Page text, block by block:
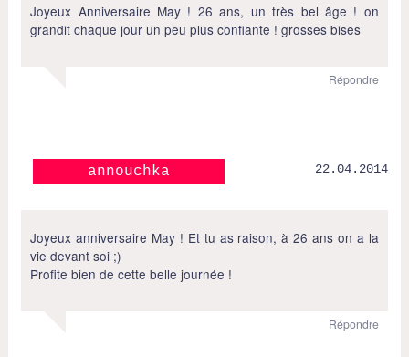
Joyeux Anniversaire May ! 26 ans, un très bel âge ! on
grandit chaque jour un peu plus confiante ! grosses bises
Répondre
annouchka 22.04.2014
Joyeux anniversaire May ! Et tu as raison, à 26 ans on a la
vie devant soi ;)
Profite bien de cette belle journée !
Répondre